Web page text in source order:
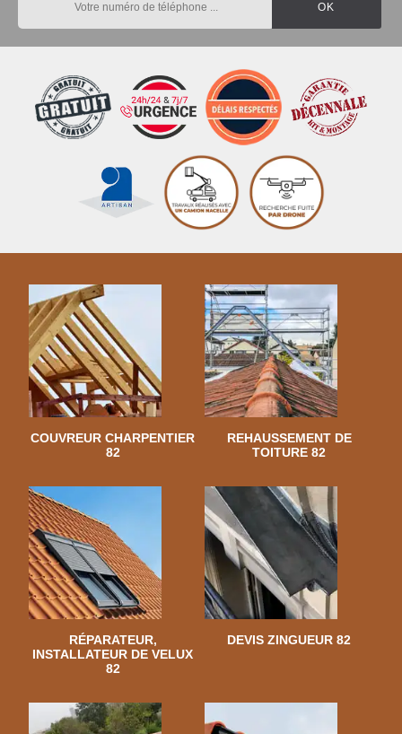
COUVREUR CHARPENTIER
82
REHAUSSEMENT DE
TOITURE 82
RÉPARATEUR,
INSTALLATEUR DE VELUX
82
DEVIS ZINGUEUR 82